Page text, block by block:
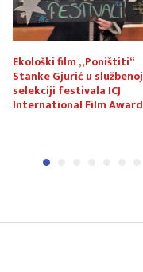
Ekološki film „Poništiti“
Stanke Gjurić u službenoj
selekciji festivala ICJ
International Film Award